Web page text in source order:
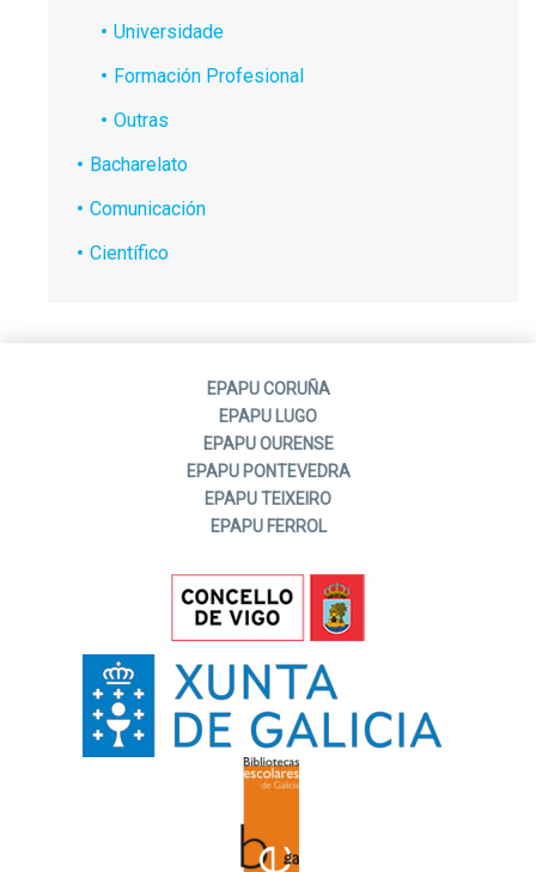
Universidade
Formación Profesional
Outras
Bacharelato
Comunicación
Científico
EPAPU CORUÑA
EPAPU LUGO
EPAPU OURENSE
EPAPU PONTEVEDRA
EPAPU TEIXEIRO
EPAPU FERROL